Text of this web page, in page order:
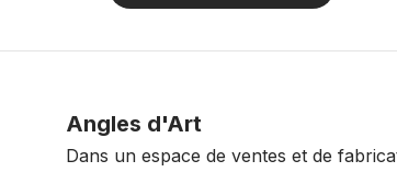
Angles d'Art
Dans un espace de ventes et de